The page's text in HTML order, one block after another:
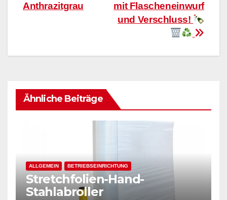
mit Flascheneinwurf
und Verschluss!
Anthrazitgrau
Ähnliche Beiträge
ALLGEMEIN BETRIEBSEINRICHTUNG
Stretchfolien-Hand-
Stahlabroller